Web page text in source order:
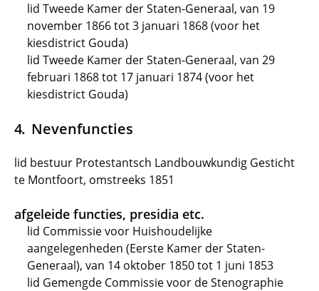
lid Tweede Kamer der Staten-Generaal, van 19
november 1866 tot 3 januari 1868 (voor het
kiesdistrict Gouda)
lid Tweede Kamer der Staten-Generaal, van 29
februari 1868 tot 17 januari 1874 (voor het
kiesdistrict Gouda)
Nevenfuncties
lid bestuur Protestantsch Landbouwkundig Gesticht
te Montfoort, omstreeks 1851
afgeleide functies, presidia etc.
lid Commissie voor Huishoudelijke
aangelegenheden (Eerste Kamer der Staten-
Generaal), van 14 oktober 1850 tot 1 juni 1853
lid Gemengde Commissie voor de Stenographie